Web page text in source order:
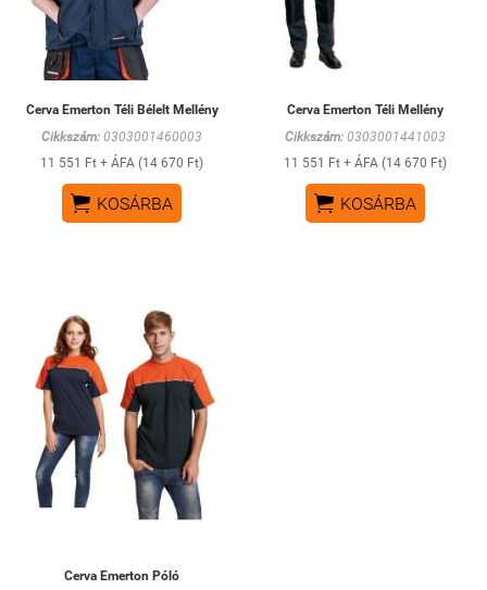
Cerva Emerton Téli Bélelt Mellény
Cikkszám: 0303001460003
11 551 Ft + ÁFA (14 670 Ft)
 KOSÁRBA
Cerva Emerton Téli Mellény
Cikkszám: 0303001441003
11 551 Ft + ÁFA (14 670 Ft)
 KOSÁRBA
Cerva Emerton Póló